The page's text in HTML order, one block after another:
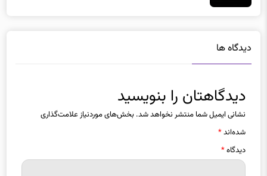
دیدگاه ها
دیدگاهتان را بنویسید
نشانی ایمیل شما منتشر نخواهد شد. بخش‌های موردنیاز علامت‌گذاری
شده‌اند*
دیدگاه*